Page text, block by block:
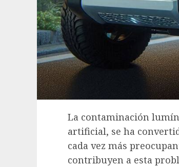
La contaminación
artificial, se ha
cada vez más
contribuyen a esta